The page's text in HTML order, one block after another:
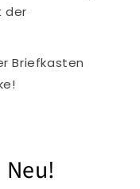
der
Briefkasten